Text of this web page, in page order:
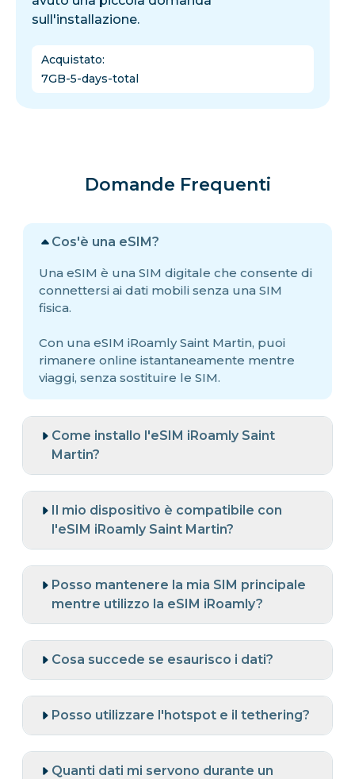
sull'installazione.
Acquistato:
7GB-5-days-total
Domande Frequenti
Cos'è una eSIM?
Una eSIM è una SIM digitale che consente di
connettersi ai dati mobili senza una SIM
fisica.
Con una eSIM iRoamly Saint Martin, puoi
rimanere online istantaneamente mentre
viaggi, senza sostituire le SIM.
Come installo l'eSIM iRoamly Saint
Martin?
Il mio dispositivo è compatibile con
l'eSIM iRoamly Saint Martin?
Posso mantenere la mia SIM principale
mentre utilizzo la eSIM iRoamly?
Cosa succede se esaurisco i dati?
Posso utilizzare l'hotspot e il tethering?
Quanti dati mi servono durante un